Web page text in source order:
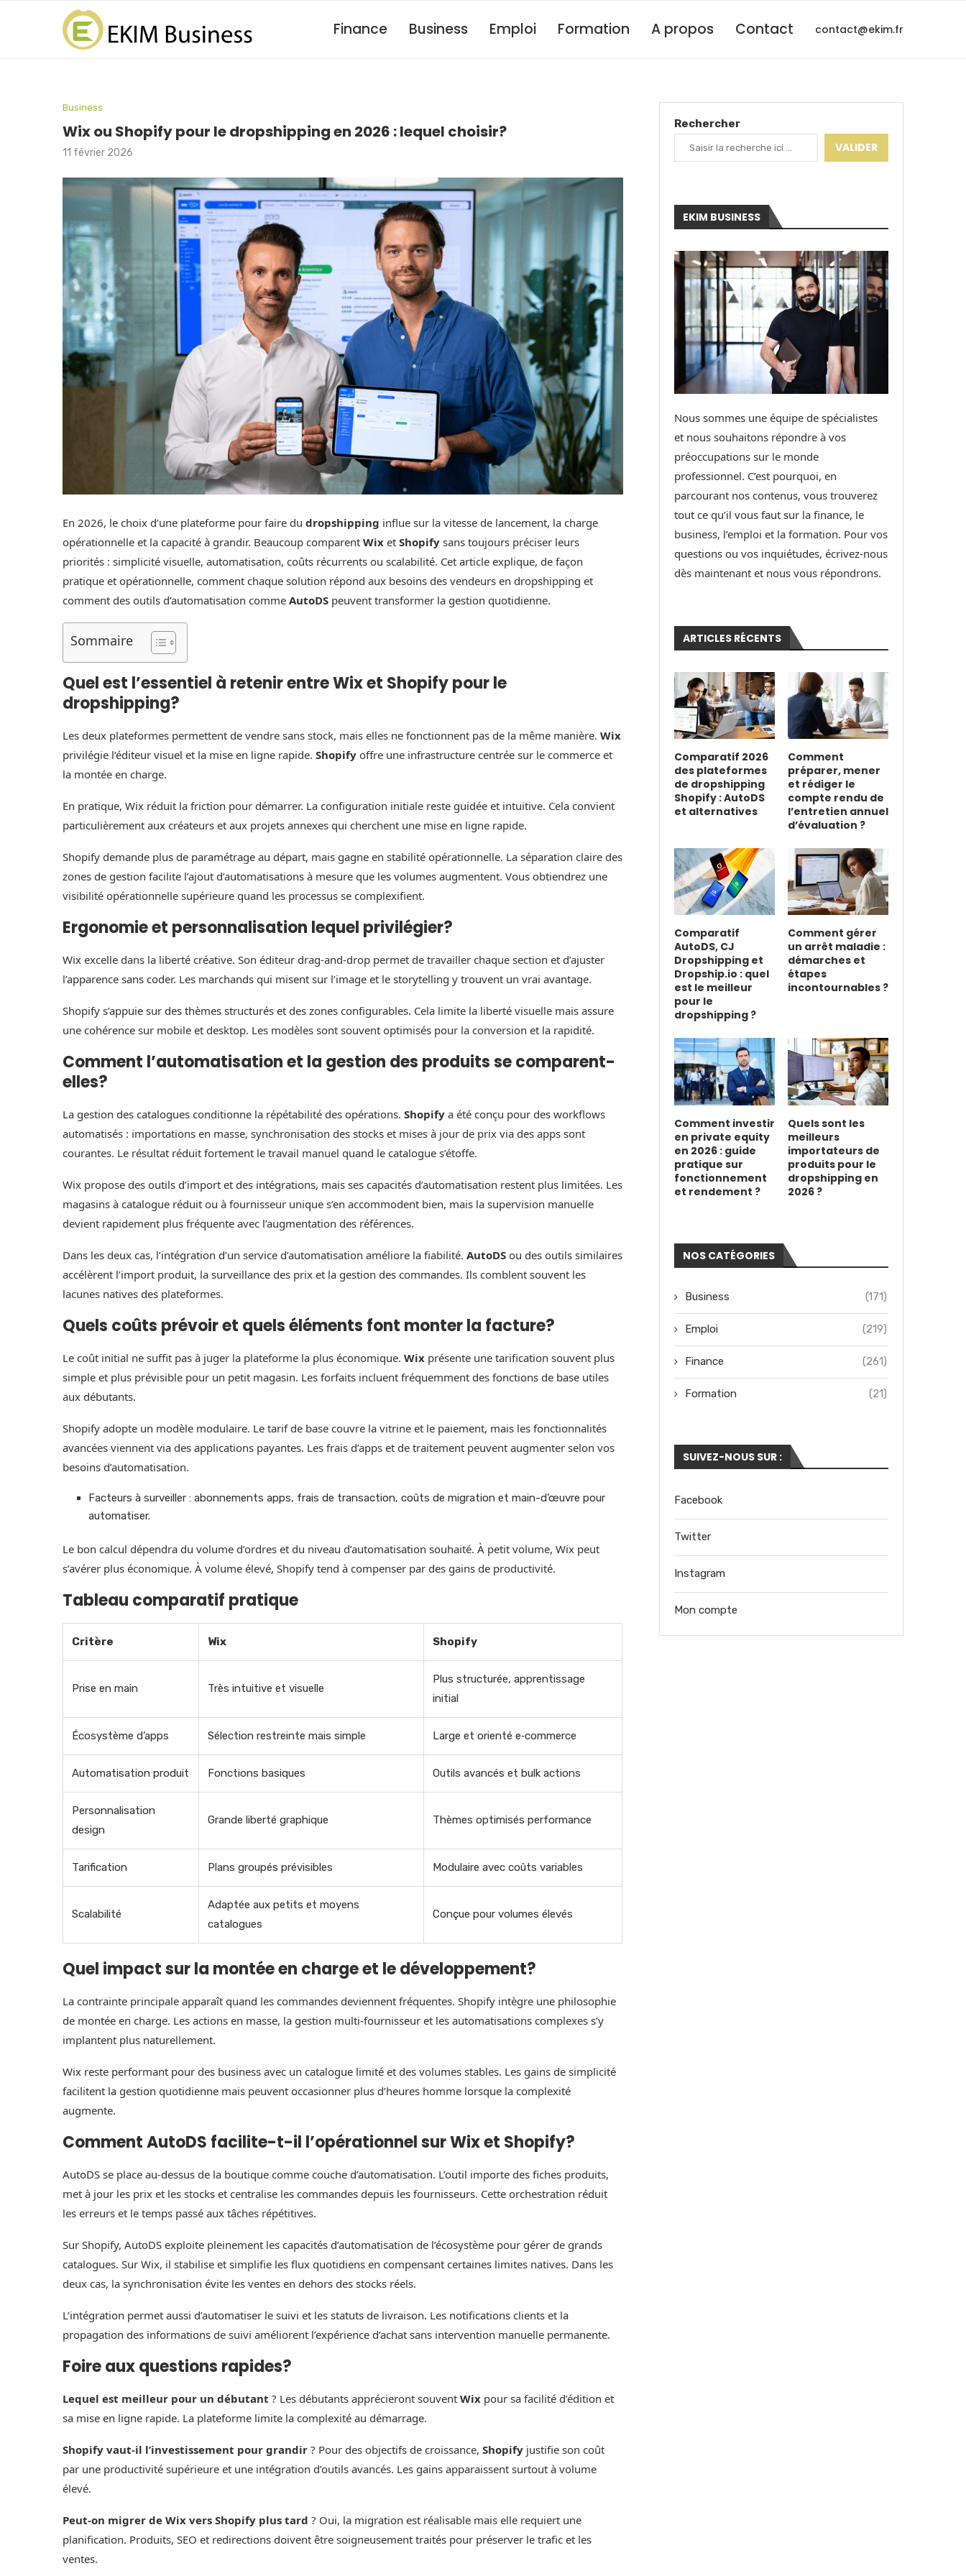
Finance Business Emploi Formation A propos Contact contact@ekim.fr
Business
Wix ou Shopify pour le dropshipping en 2026 : lequel choisir?
11 février 2026
En 2026, le choix d’une plateforme pour faire du dropshipping influe sur la vitesse de lancement, la charge
opérationnelle et la capacité à grandir. Beaucoup comparent Wix et Shopify sans toujours préciser leurs
priorités : simplicité visuelle, automatisation, coûts récurrents ou scalabilité. Cet article explique, de façon
pratique et opérationnelle, comment chaque solution répond aux besoins des vendeurs en dropshipping et
comment des outils d’automatisation comme AutoDS peuvent transformer la gestion quotidienne.
Sommaire
Quel est l’essentiel à retenir entre Wix et Shopify pour le
dropshipping?
Les deux plateformes permettent de vendre sans stock, mais elles ne fonctionnent pas de la même manière. Wix
privilégie l’éditeur visuel et la mise en ligne rapide. Shopify offre une infrastructure centrée sur le commerce et
la montée en charge.
En pratique, Wix réduit la friction pour démarrer. La configuration initiale reste guidée et intuitive. Cela convient
particulièrement aux créateurs et aux projets annexes qui cherchent une mise en ligne rapide.
Shopify demande plus de paramétrage au départ, mais gagne en stabilité opérationnelle. La séparation claire des
zones de gestion facilite l’ajout d’automatisations à mesure que les volumes augmentent. Vous obtiendrez une
visibilité opérationnelle supérieure quand les processus se complexifient.
Ergonomie et personnalisation lequel privilégier?
Wix excelle dans la liberté créative. Son éditeur drag-and-drop permet de travailler chaque section et d’ajuster
l’apparence sans coder. Les marchands qui misent sur l’image et le storytelling y trouvent un vrai avantage.
Shopify s’appuie sur des thèmes structurés et des zones configurables. Cela limite la liberté visuelle mais assure
une cohérence sur mobile et desktop. Les modèles sont souvent optimisés pour la conversion et la rapidité.
Comment l’automatisation et la gestion des produits se comparent-
elles?
La gestion des catalogues conditionne la répétabilité des opérations. Shopify a été conçu pour des workflows
automatisés : importations en masse, synchronisation des stocks et mises à jour de prix via des apps sont
courantes. Le résultat réduit fortement le travail manuel quand le catalogue s’étoffe.
Wix propose des outils d’import et des intégrations, mais ses capacités d’automatisation restent plus limitées. Les
magasins à catalogue réduit ou à fournisseur unique s’en accommodent bien, mais la supervision manuelle
devient rapidement plus fréquente avec l’augmentation des références.
Dans les deux cas, l’intégration d’un service d’automatisation améliore la fiabilité. AutoDS ou des outils similaires
accélèrent l’import produit, la surveillance des prix et la gestion des commandes. Ils comblent souvent les
lacunes natives des plateformes.
Quels coûts prévoir et quels éléments font monter la facture?
Le coût initial ne suffit pas à juger la plateforme la plus économique. Wix présente une tarification souvent plus
simple et plus prévisible pour un petit magasin. Les forfaits incluent fréquemment des fonctions de base utiles
aux débutants.
Shopify adopte un modèle modulaire. Le tarif de base couvre la vitrine et le paiement, mais les fonctionnalités
avancées viennent via des applications payantes. Les frais d’apps et de traitement peuvent augmenter selon vos
besoins d’automatisation.
Facteurs à surveiller : abonnements apps, frais de transaction, coûts de migration et main-d’œuvre pour
automatiser.
Le bon calcul dépendra du volume d’ordres et du niveau d’automatisation souhaité. À petit volume, Wix peut
s’avérer plus économique. À volume élevé, Shopify tend à compenser par des gains de productivité.
Tableau comparatif pratique
Critère Wix Shopify
Prise en main Très intuitive et visuelle
Plus structurée, apprentissage
initial
Écosystème d’apps Sélection restreinte mais simple Large et orienté e‑commerce
Automatisation produit Fonctions basiques Outils avancés et bulk actions
Personnalisation
design
Grande liberté graphique Thèmes optimisés performance
Tarification Plans groupés prévisibles Modulaire avec coûts variables
Scalabilité
Adaptée aux petits et moyens
catalogues
Conçue pour volumes élevés
Quel impact sur la montée en charge et le développement?
La contrainte principale apparaît quand les commandes deviennent fréquentes. Shopify intègre une philosophie
de montée en charge. Les actions en masse, la gestion multi‑fournisseur et les automatisations complexes s’y
implantent plus naturellement.
Wix reste performant pour des business avec un catalogue limité et des volumes stables. Les gains de simplicité
facilitent la gestion quotidienne mais peuvent occasionner plus d’heures homme lorsque la complexité
augmente.
Comment AutoDS facilite-t-il l’opérationnel sur Wix et Shopify?
AutoDS se place au-dessus de la boutique comme couche d’automatisation. L’outil importe des fiches produits,
met à jour les prix et les stocks et centralise les commandes depuis les fournisseurs. Cette orchestration réduit
les erreurs et le temps passé aux tâches répétitives.
Sur Shopify, AutoDS exploite pleinement les capacités d’automatisation de l’écosystème pour gérer de grands
catalogues. Sur Wix, il stabilise et simplifie les flux quotidiens en compensant certaines limites natives. Dans les
deux cas, la synchronisation évite les ventes en dehors des stocks réels.
L’intégration permet aussi d’automatiser le suivi et les statuts de livraison. Les notifications clients et la
propagation des informations de suivi améliorent l’expérience d’achat sans intervention manuelle permanente.
Foire aux questions rapides?
Lequel est meilleur pour un débutant ? Les débutants apprécieront souvent Wix pour sa facilité d’édition et
sa mise en ligne rapide. La plateforme limite la complexité au démarrage.
Shopify vaut-il l’investissement pour grandir ? Pour des objectifs de croissance, Shopify justifie son coût
par une productivité supérieure et une intégration d’outils avancés. Les gains apparaissent surtout à volume
élevé.
Peut-on migrer de Wix vers Shopify plus tard ? Oui, la migration est réalisable mais elle requiert une
planification. Produits, SEO et redirections doivent être soigneusement traités pour préserver le trafic et les
ventes.
Rechercher
VALIDER
EKIM BUSINESS
Nous sommes une équipe de spécialistes
et nous souhaitons répondre à vos
préoccupations sur le monde
professionnel. C’est pourquoi, en
parcourant nos contenus, vous trouverez
tout ce qu’il vous faut sur la finance, le
business, l’emploi et la formation. Pour vos
questions ou vos inquiétudes, écrivez-nous
dès maintenant et nous vous répondrons.
ARTICLES RÉCENTS
Comparatif 2026
des plateformes
de dropshipping
Shopify : AutoDS
et alternatives
Comment
préparer, mener
et rédiger le
compte rendu de
l’entretien annuel
d’évaluation ?
Comparatif
AutoDS, CJ
Dropshipping et
Dropship.io : quel
est le meilleur
pour le
dropshipping ?
Comment gérer
un arrêt maladie :
démarches et
étapes
incontournables ?
Comment investir
en private equity
en 2026 : guide
pratique sur
fonctionnement
et rendement ?
Quels sont les
meilleurs
importateurs de
produits pour le
dropshipping en
2026 ?
NOS CATÉGORIES
Business (171)
Emploi (219)
Finance (261)
Formation (21)
SUIVEZ-NOUS SUR :
Facebook
Twitter
Instagram
Mon compte